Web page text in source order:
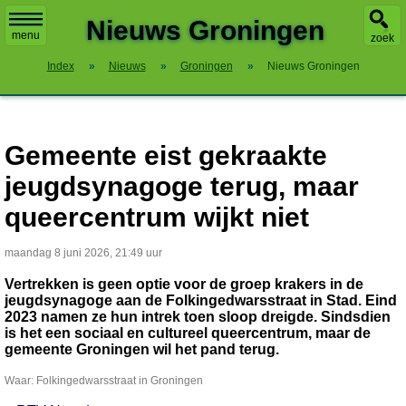
menu zoek
Nieuws Groningen
Index » Nieuws » Groningen » Nieuws Groningen
Gemeente eist gekraakte
jeugdsynagoge terug, maar
queercentrum wijkt niet
maandag 8 juni 2026, 21:49 uur
Vertrekken is geen optie voor de groep krakers in de
jeugdsynagoge aan de Folkingedwarsstraat in Stad. Eind
2023 namen ze hun intrek toen sloop dreigde. Sindsdien
is het een sociaal en cultureel queercentrum, maar de
gemeente Groningen wil het pand terug.
Waar: Folkingedwarsstraat in Groningen